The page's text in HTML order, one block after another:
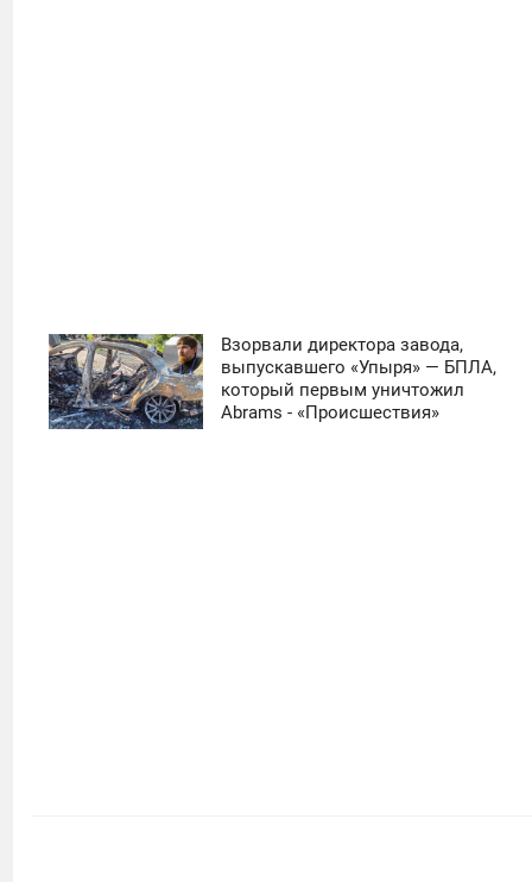
Взорвали директора завода,
выпускавшего «Упыря» — БПЛА,
который первым уничтожил
Abrams - «Происшествия»